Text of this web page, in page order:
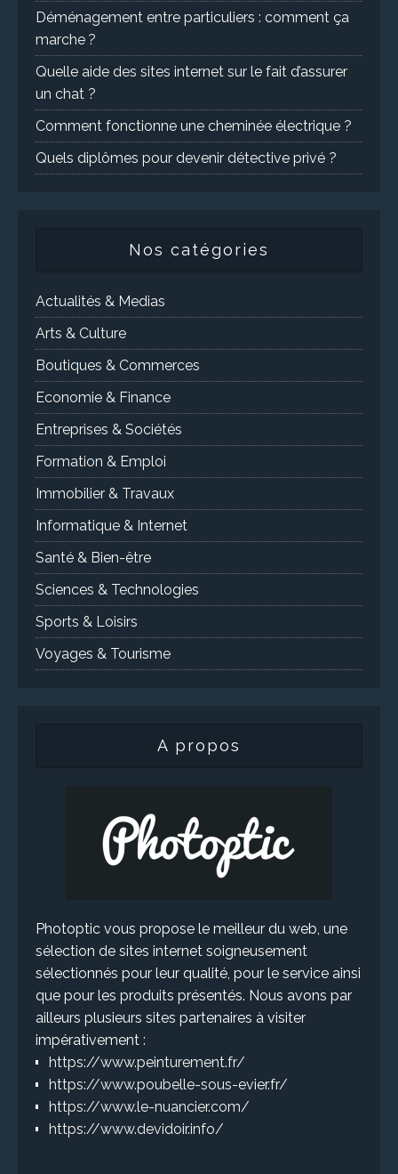
Déménagement entre particuliers : comment ça
marche ?
Quelle aide des sites internet sur le fait d’assurer
un chat ?
Comment fonctionne une cheminée électrique ?
Quels diplômes pour devenir détective privé ?
Nos catégories
Actualités & Medias
Arts & Culture
Boutiques & Commerces
Economie & Finance
Entreprises & Sociétés
Formation & Emploi
Immobilier & Travaux
Informatique & Internet
Santé & Bien-être
Sciences & Technologies
Sports & Loisirs
Voyages & Tourisme
A propos
Photoptic vous propose le meilleur du web, une
sélection de sites internet soigneusement
sélectionnés pour leur qualité, pour le service ainsi
que pour les produits présentés. Nous avons par
ailleurs plusieurs sites partenaires à visiter
impérativement :
https://www.peinturement.fr/
https://www.poubelle-sous-evier.fr/
https://www.le-nuancier.com/
https://www.devidoir.info/